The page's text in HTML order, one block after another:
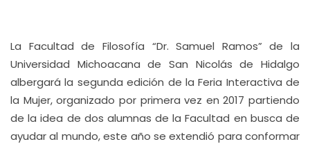
La Facultad de Filosofía “Dr. Samuel Ramos” de la
Universidad Michoacana de San Nicolás de Hidalgo
albergará la segunda edición de la Feria Interactiva de
la Mujer, organizado por primera vez en 2017 partiendo
de la idea de dos alumnas de la Facultad en busca de
ayudar al mundo, este año se extendió para conformar